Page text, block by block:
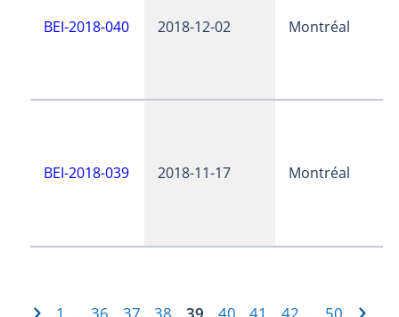
BEI-2018-040 2018-12-02 Montréal
BEI-2018-039 2018-11-17 Montréal
1 36 37 38 39 40 41 42 50